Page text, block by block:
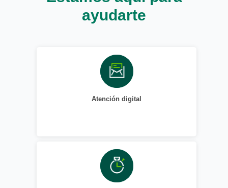
ayudarte
Atención digital